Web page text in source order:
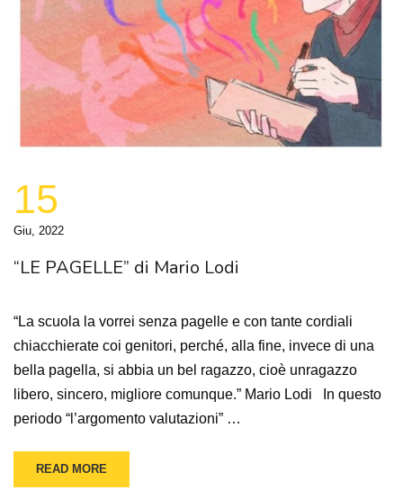
15
Giu, 2022
“LE PAGELLE” di Mario Lodi
“La scuola la vorrei senza pagelle e con tante cordiali
chiacchierate coi genitori, perché, alla fine, invece di una
bella pagella, si abbia un bel ragazzo, cioè unragazzo
libero, sincero, migliore comunque.” Mario Lodi In questo
periodo “l’argomento valutazioni” …
READ MORE